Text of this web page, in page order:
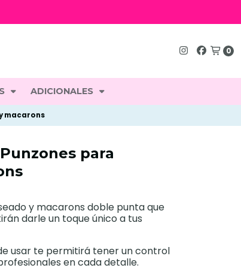
0
ADICIONALES
macarons
para
y macarons doble punta que
darle un toque único a tus
usar te permitirá tener un control
en cada detalle.